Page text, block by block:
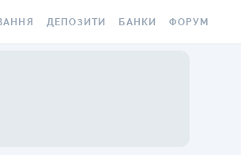
ДЕПОЗИТИ БАНКИ ФОРУМ